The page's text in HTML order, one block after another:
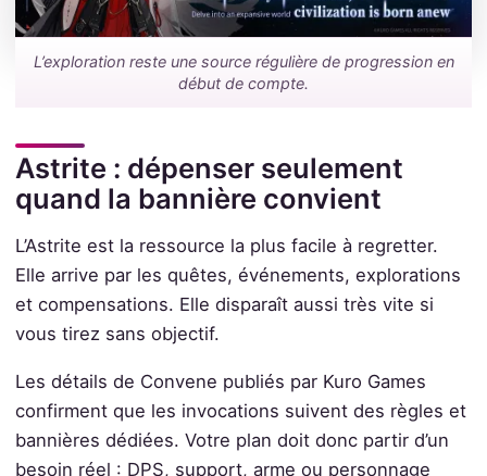
L’exploration reste une source régulière de progression en
début de compte.
Astrite : dépenser seulement
quand la bannière convient
L’Astrite est la ressource la plus facile à regretter.
Elle arrive par les quêtes, événements, explorations
et compensations. Elle disparaît aussi très vite si
vous tirez sans objectif.
Les détails de Convene publiés par Kuro Games
confirment que les invocations suivent des règles et
bannières dédiées. Votre plan doit donc partir d’un
besoin réel : DPS, support, arme ou personnage